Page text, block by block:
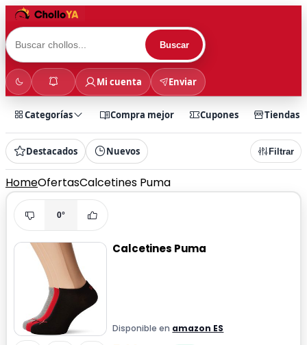
Buscar
Mi cuenta Enviar
Categorías Compra mejor Cupones Tiendas
Destacados Nuevos Filtrar
HomeOfertasCalcetines Puma
0°
Calcetines Puma
Disponible en amazon ES